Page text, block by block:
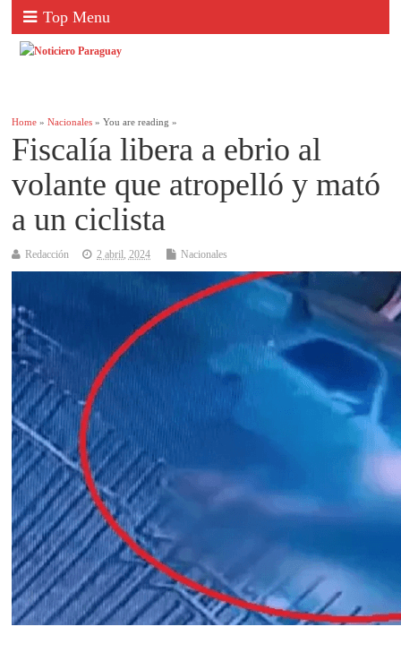
Top Menu
Home »Nacionales » You are reading »
Fiscalía libera a ebrio al
volante que atropelló y mató
a un ciclista
Redacción 2 abril, 2024 Nacionales